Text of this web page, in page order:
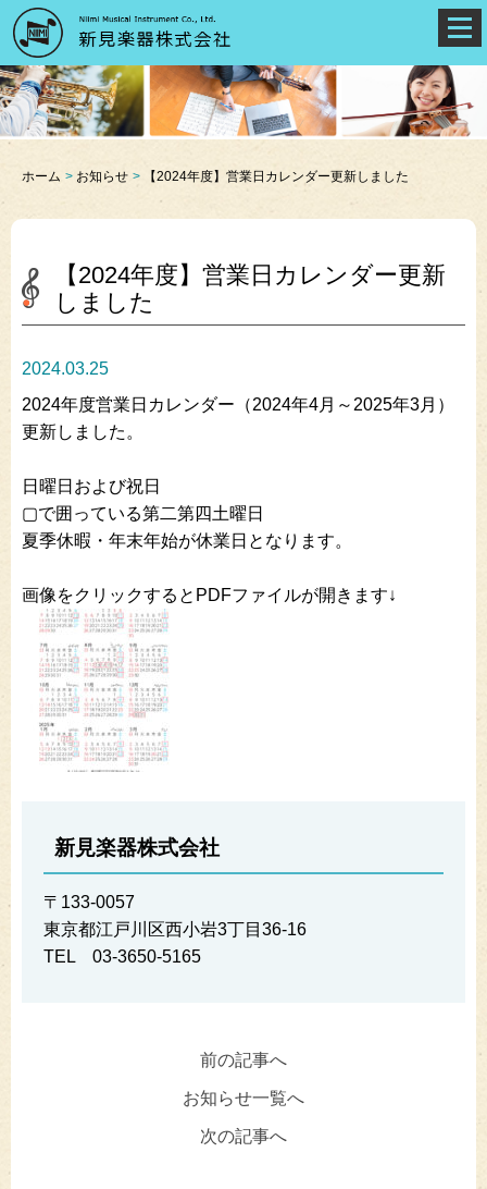
ホーム お知らせ 【2024年度】営業日カレンダー更新しました
【2024年度】営業日カレンダー更新
しました
2024.03.25
2024年度営業日カレンダー（2024年4月～2025年3月）
更新しました。
日曜日および祝日
▢で囲っている第二第四土曜日
夏季休暇・年末年始が休業日となります。
画像をクリックするとPDFファイルが開きます↓
新見楽器株式会社
〒133-0057
東京都江戸川区西小岩3丁目36-16
TEL 03-3650-5165
前の記事へ
お知らせ一覧へ
次の記事へ